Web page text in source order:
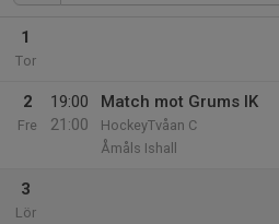
1
Tor
2
Fre
19:00
21:00
Match mot Grums IK
HockeyTvåan C
Åmåls Ishall
3
Lör